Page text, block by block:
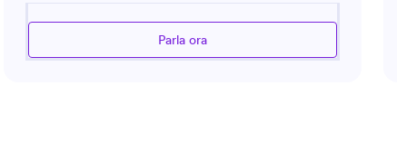
anche aiutare a sviluppare strategie per trovare i
migliori talenti e migliorare la diversità all'interno dei
team. Che abbiate bisogno di aiuto con i processi di
Parla ora